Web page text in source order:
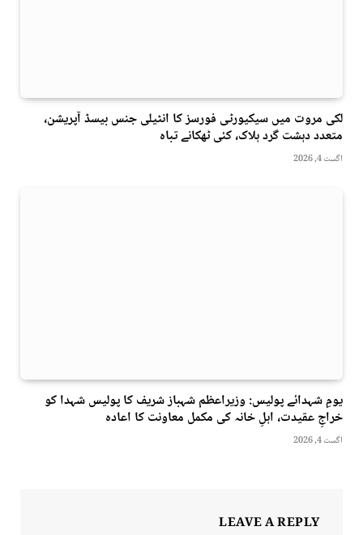
لکی مروت میں سیکیورٹی فورسز کا انٹیلی جنس بیسڈ آپریشن،
متعدد دہشت گرد ہلاک، کئی ٹھکانے تباہ
اگست 4, 2026
یومِ شہدائے پولیس: وزیراعظم شہباز شریف کا پولیس شہدا کو
خراجِ عقیدت، اہلِ خانہ کی مکمل معاونت کا اعادہ
اگست 4, 2026
LEAVE A REPLY